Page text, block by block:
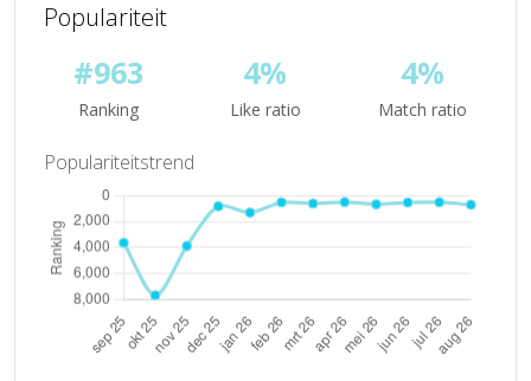
Populariteit
#963
Ranking
4%
Like ratio
4%
Match ratio
Populariteitstrend